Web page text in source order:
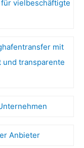
vielbeschäftigte
mit
und transparente
Anbieter